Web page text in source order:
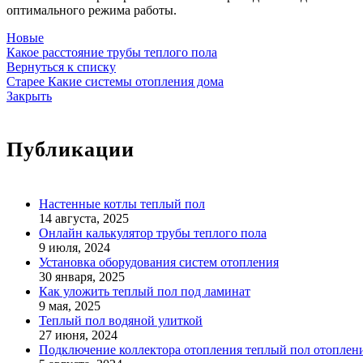
оптимального режима работы.
Новые
Какое расстояние трубы теплого пола
Вернуться к списку
Старее Какие системы отопления дома
Закрыть
Публикации
Настенные котлы теплый пол
14 августа, 2025
Онлайн калькулятор трубы теплого пола
9 июля, 2024
Установка оборудования систем отопления
30 января, 2025
Как уложить теплый пол под ламинат
9 мая, 2025
Теплый пол водяной улиткой
27 июня, 2024
Подключение коллектора отопления теплый пол